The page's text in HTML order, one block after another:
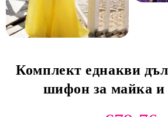
Комплект еднакви
шифон за майка